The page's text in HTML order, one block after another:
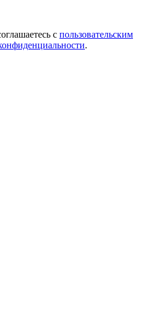
с пользовательским
.